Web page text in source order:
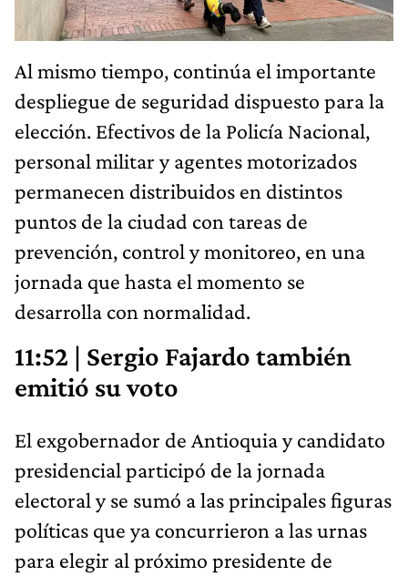
Al mismo tiempo, continúa el importante
despliegue de seguridad dispuesto para la
elección. Efectivos de la Policía Nacional,
personal militar y agentes motorizados
permanecen distribuidos en distintos
puntos de la ciudad con tareas de
prevención, control y monitoreo, en una
jornada que hasta el momento se
desarrolla con normalidad.
11:52 | Sergio Fajardo también
emitió su voto
El exgobernador de Antioquia y candidato
presidencial participó de la jornada
electoral y se sumó a las principales figuras
políticas que ya concurrieron a las urnas
para elegir al próximo presidente de